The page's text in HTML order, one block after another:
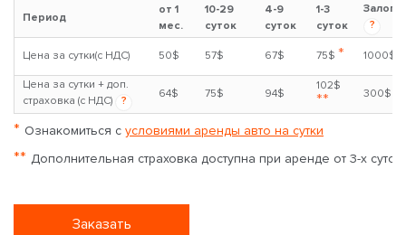
Период
от 1
мес.
10-29
суток
4-9
суток
1-3
суток
Залог
?
Цена за сутки(с НДС) 50$ 57$ 67$ 75$ * 1000$
Цена за сутки + доп.
страховка (с НДС)
?
64$ 75$ 94$
102$
** 300$
* Ознакомиться с условиями аренды авто на сутки
** Дополнительная страховка доступна при аренде от 3-х суток
Заказать